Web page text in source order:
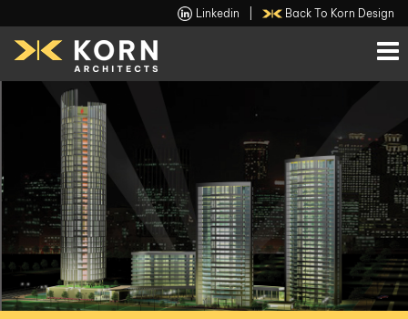
Linkedin Back To Korn Design